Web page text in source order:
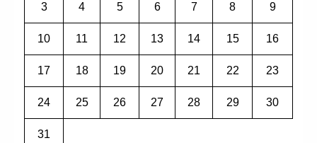
3 4 5 6 7 8 9
10 11 12 13 14 15 16
17 18 19 20 21 22 23
24 25 26 27 28 29 30
31